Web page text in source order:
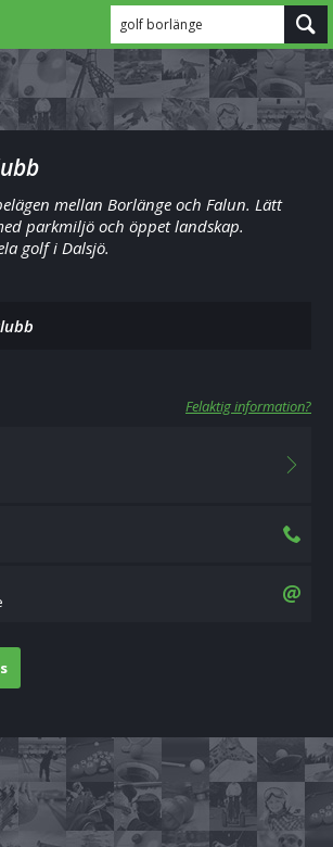
golf borlänge
mellan Borlänge och Falun. Lätt
parkmiljö och öppet landskap.
golf i Dalsjö.
Felaktig information?